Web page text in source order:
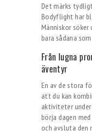
Det märks
Bodyflight har
Människor
bara sådana
Från lugna
äventyr
En av de stora
att du kan
aktiviteter under
börja dagen
och avsluta den